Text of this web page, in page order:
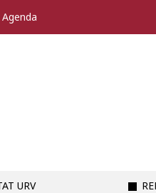
Agenda
URV